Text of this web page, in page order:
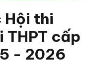
Hội thi
cấp
- 2026